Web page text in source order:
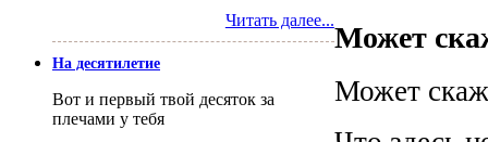
Может
Может
Читать далее...
На десятилетие
Вот и первый твой десяток за
плечами у тебя